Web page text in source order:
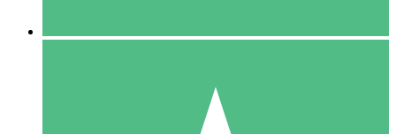
10 Downloads
20 00